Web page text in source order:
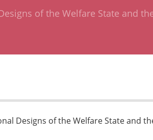
of the Welfare State and
Designs of the Welfare State and